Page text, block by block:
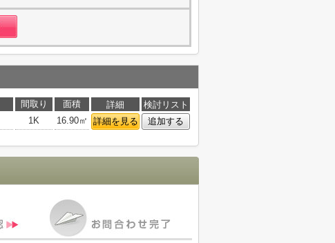
間取り 面積 詳細
検討リスト
1K 16.90㎡ 詳細を見る 追加する